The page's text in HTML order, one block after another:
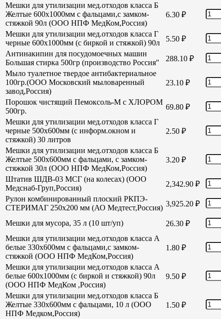
Мешки для утилизации мед.отходов класса Б
Желтые 600х1000мм с фальцами,с замком-
стяжкой 90л (ООО НПФ МедКом,Россия)
6.30 ₽
Мешки для утилизации мед.отходов класса Г
черные 600х1000мм (с биркой и стяжкой) 90л
5.50 ₽
Антинакипин для посудомоечных машин
Большая стирка 500гр (производство Россия"
288.10 ₽
Мыло туалетное твердое антибактериальное
100гр.(ООО Московский мыловаренный
завод,Россия)
23.10 ₽
Порошок чистящий Пемоксоль-М с ХЛОРОМ
500гр.
69.80 ₽
Мешки для утилизации мед.отходов класса Г
черные 500х600мм (с информ.окном и
стяжкой) 30 литров
2.50 ₽
Мешки для утилизации мед.отходов класса Б
Желтые 500х600мм с фальцами, с замком-
стяжкой 30л (ООО НПФ МедКом,Россия)
3.20 ₽
Штатив ШДВ-03 МСГ (на колесах) (ООО
Медснаб-Груп,Россия)
2,342.90 ₽
Рулон комбинированный плоский РКПЭ-
СТЕРИМАГ 250х200 мм (АО Медтест,Россия) 3,925.20 ₽
Мешки для мусора, 35 л (10 шт/уп) 26.30 ₽
Мешки для утилизации мед.отходов класса А
белые 330х600мм с фальцами,с замком-
стяжкой (ООО НПФ МедКом,Россия)
1.80 ₽
Мешки для утилизации мед.отходов класса А
белые 600х1000мм (с биркой и стяжкой) 90л
(ООО НПФ МедКом ,Россия)
9.50 ₽
Мешки для утилизации мед.отходов класса Б
Желтые 330х600мм с фальцами, 10 л (ООО
НПФ Медком,Россия)
1.50 ₽